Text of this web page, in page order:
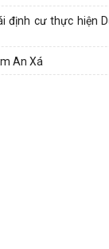
định cư thực hiện
An Xá